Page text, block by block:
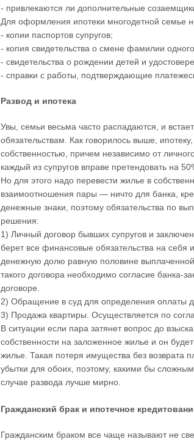
- привлекаются ли дополнительные
Для оформления ипотеки многодетной семье
- копии паспортов супругов;
- копия свидетельства о смене фамилии
- свидетельства о рождении детей и
- справки с работы, подтверждающие
Развод и ипотека
Увы, семьи весьма часто распадаются, и
обязательствам. Как говорилось выше,
собственностью, причем независимо от
каждый из супругов вправе претендовать на
Но для этого надо перевести жилье в
взаимоотношения пары — ничто для банка,
денежные знаки, поэтому обязательства по
решения:
1) Личный договор бывших супругов и
берет все финансовые обязательства на себя
денежную долю равную половине
такого договора необходимо согласие банка-
договоре.
2) Обращение в суд для определения оплаты
3) Продажа квартиры. Осуществляется по
В ситуации если пара затянет вопрос до
собственности на заложенное жилье и он
жилье. Такая потеря имущества без возврата
убытки для обоих, поэтому, какими бы
случае развода лучше мирно.
Гражданский брак и ипотечное
Гражданским браком все чаще называют не